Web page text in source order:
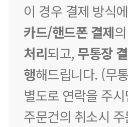
이 경우 결제 방식
카드/핸드폰 결제
처리되고, 무통장
행해드립니다. (무
별도로 연락을 주
주문건의 취소시